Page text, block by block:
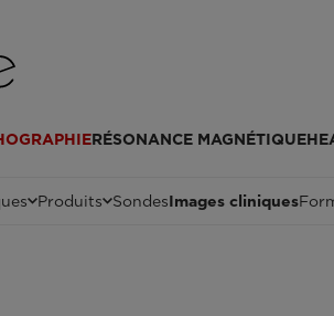
RÉSONANCE MAGNÉTIQUE
Produits SondesImages cliniques